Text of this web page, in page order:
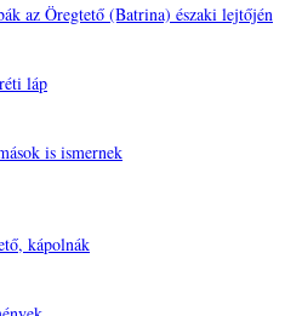
az Öregtető (Batrina) északi lejtőjén
láp
is ismernek
kápolnák